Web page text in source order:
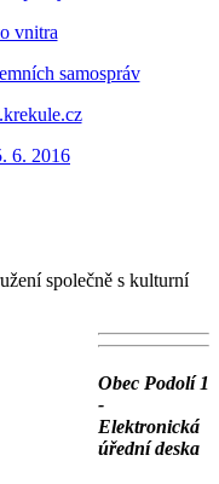
6. 2016
společně s kulturní
Obec Podolí 1
-
Elektronická
úřední deska